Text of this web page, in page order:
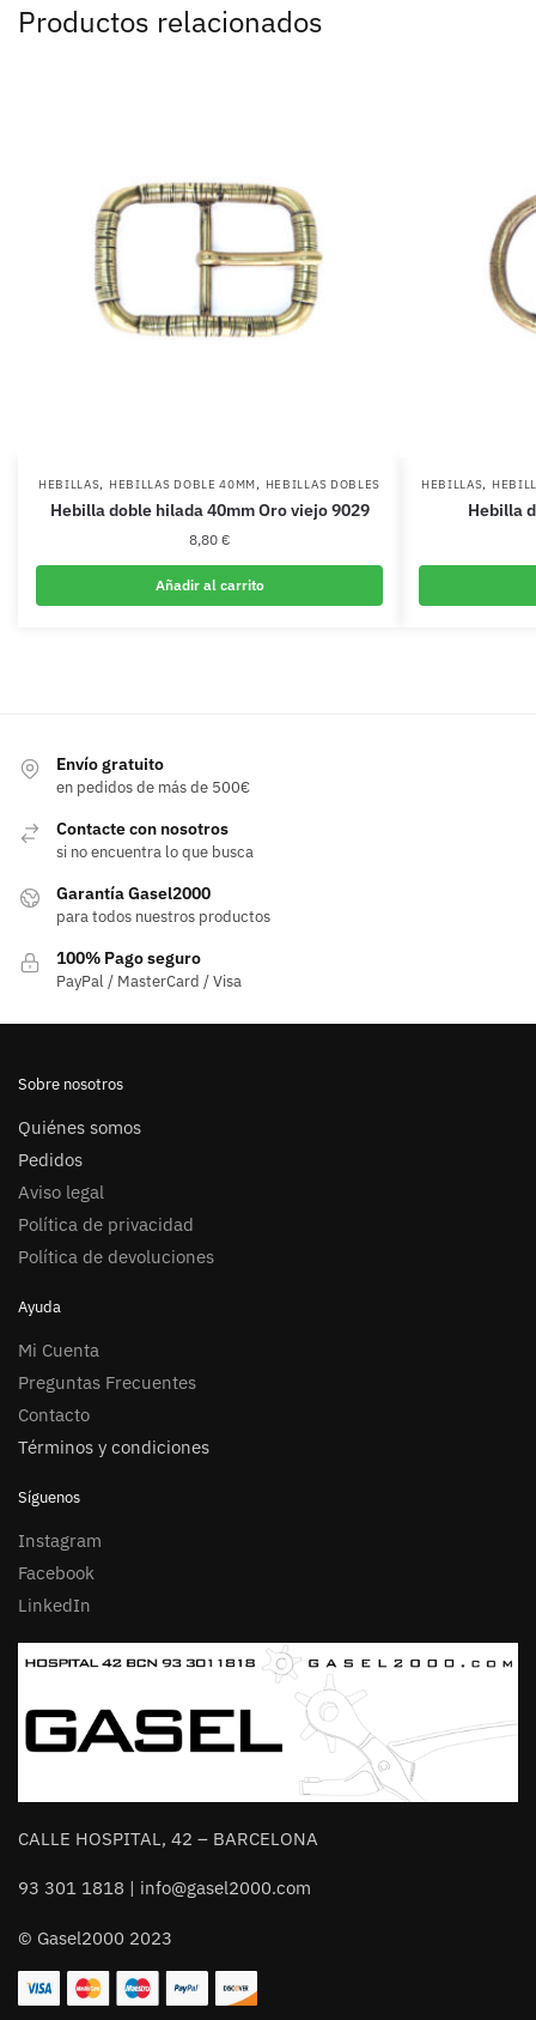
Productos relacionados
HEBILLAS, HEBILLAS DOBLE 40MM, HEBILLAS DOBLES
Hebilla doble hilada 40mm Oro viejo 9029
8,80 €
Añadir al carrito
HEBILLAS,
Hebilla
Envío gratuito
en pedidos de más de 500€
Contacte con nosotros
si no encuentra lo que busca
Garantía Gasel2000
para todos nuestros productos
100% Pago seguro
PayPal / MasterCard / Visa
Sobre nosotros
Quiénes somos
Pedidos
Aviso legal
Política de privacidad
Política de devoluciones
Ayuda
Mi Cuenta
Preguntas Frecuentes
Contacto
Términos y condiciones
Síguenos
Instagram
Facebook
LinkedIn
CALLE HOSPITAL, 42 – BARCELONA
93 301 1818 | info@gasel2000.com
© Gasel2000 2023